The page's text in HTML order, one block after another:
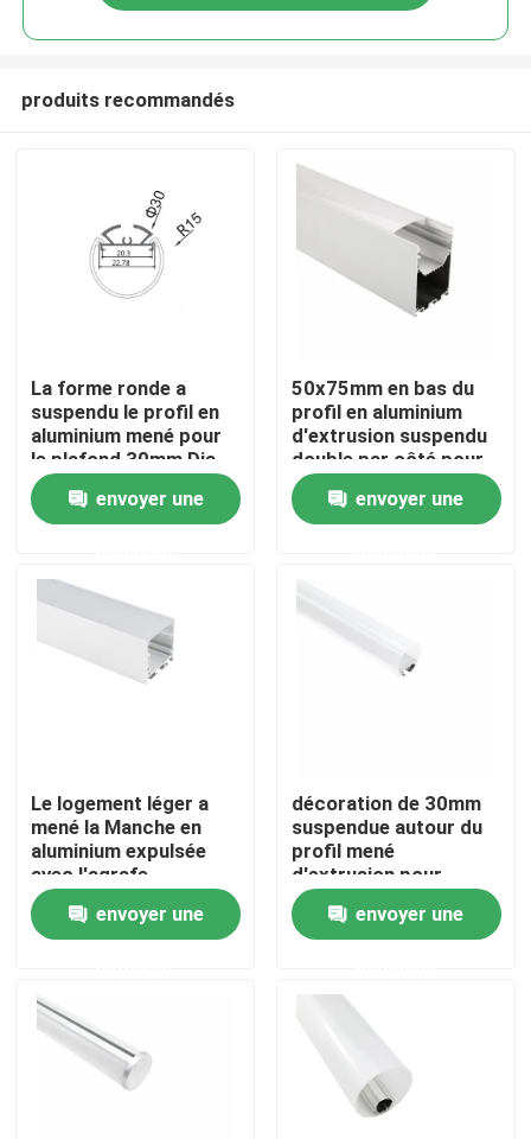
Maison
Produits
Au sujet de nous
Visite d'usine
Contactez-nous
Nouvelles
Profils enfoncés de LED
produits recommandés
La forme ronde a
suspendu le profil en
aluminium mené pour
le plafond 30mm Dia
Pendant Lighting
envoyer une
50x75mm en bas du
profil en aluminium
d'extrusion suspendu
double par côté pour
la lumière de bande
menée envoyer une
Le logement léger a
mené la Manche en
aluminium expulsée
avec l'agrafe
d'Endcaps de
couverture de PC
envoyer une
décoration de 30mm
suspendue autour du
profil mené
d'extrusion pour
l'éclairage de bureau
envoyer une